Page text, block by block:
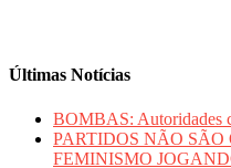
Últimas Notícias
BOMBAS: Autoridades
PARTIDOS NÃO SÃO
FEMINISMO